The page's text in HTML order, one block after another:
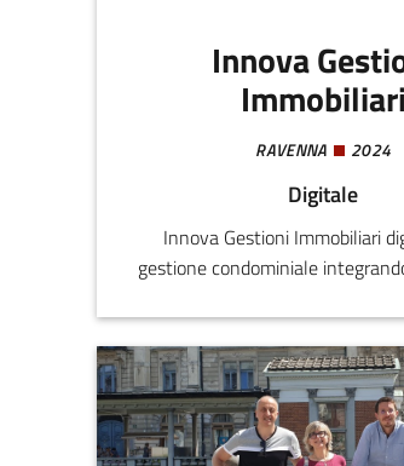
Innova
Immobiliari
RAVENNA 2024
Digitale
Innova Gestioni Immobiliari
gestione condominiale
automatizza i processi
la manutenzione e l’efficienza
assistenza 24/7 e analisi
immobiliare, riducendo costi e
valore degli